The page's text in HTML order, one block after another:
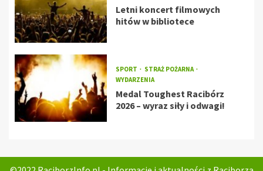
Letni koncert filmowych
hitów w bibliotece
SPORT
STRAŻ POŻARNA
WYDARZENIA
Medal Toughest Racibórz
2026 – wyraz siły i odwagi!